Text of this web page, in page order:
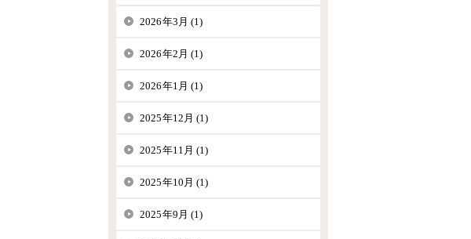
2026年3月 (1)
2026年2月 (1)
2026年1月 (1)
2025年12月 (1)
2025年11月 (1)
2025年10月 (1)
2025年9月 (1)